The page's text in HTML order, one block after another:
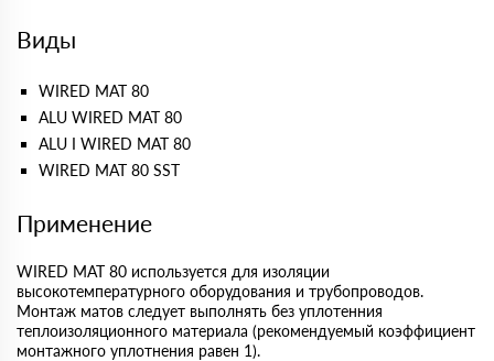
Виды
WIRED MAT 80
ALU WIRED MAT 80
ALU I WIRED MAT 80
WIRED MAT 80 SST
Применение
WIRED MAT 80 используется для изоляции
высокотемпературного оборудования и трубопроводов.
Монтаж матов следует выполнять без уплотенния
теплоизоляционного материала (рекомендуемый коэффициент
монтажного уплотнения равен 1).